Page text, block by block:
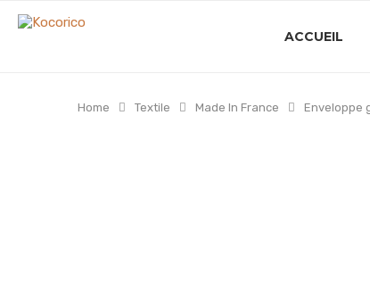
ACCUEIL
Home Textile Made In France Enveloppe